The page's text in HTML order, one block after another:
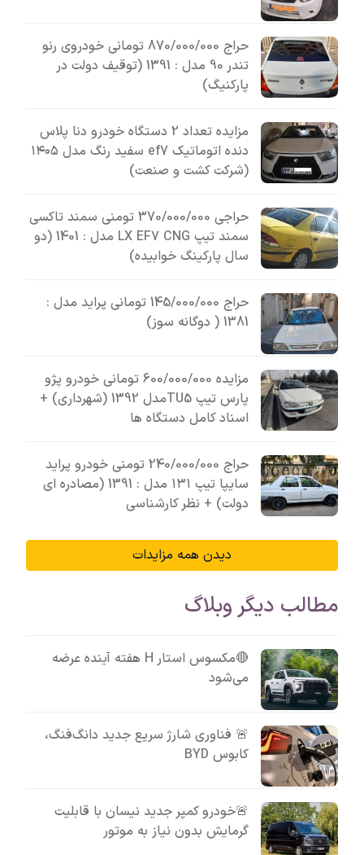
حراج 870/000/000 تومانی خودروی رنو
تندر 90 مدل : 1391 (توقیف دولت در
پارکنیگ)
مزایده تعداد 2 دستگاه خودرو دنا پلاس
دنده اتوماتیک ef7 سفید رنگ مدل ۱۴۰۵
(شرکت کشت و صنعت)
حراجی 370/000/000 تومنی سمند تاکسی
سمند تیپ LX EF7 CNG مدل : 1401 (دو
سال پارکینگ خوابیده)
حراج 145/000/000 تومانی پراید مدل :
1381 ( دوگانه سوز)
مزایده 600/000/000 تومانی خودرو پژو
پارس تیپ TU5مدل 1392 (شهرداری) +
اسناد کامل دستگاه ها
حراج 240/000/000 تومنی خودرو پراید
سایپا تیپ ۱۳۱ مدل : 1391 (مصادره ای
دولت) + نظر کارشناسی
دیدن همه مزایدات
مطالب دیگر وبلاگ
🔴مکسوس استار H هفته آینده عرضه
می‌شود
🚨 فناوری شارژ سریع جدید دانگ‌فنگ،
کابوس BYD
🚨خودرو کمپر جدید نیسان با قابلیت
گرمایش بدون نیاز به موتور